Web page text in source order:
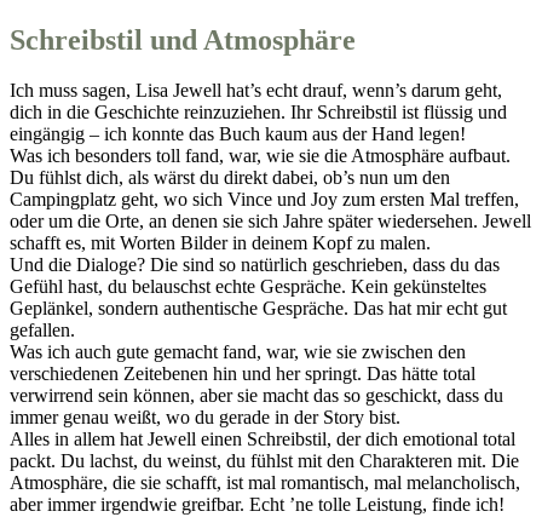
Schreibstil und Atmosphäre
Ich muss sagen, Lisa Jewell hat’s echt drauf, wenn’s darum geht,
dich in die Geschichte reinzuziehen. Ihr Schreibstil ist flüssig und
eingängig – ich konnte das Buch kaum aus der Hand legen!
Was ich besonders toll fand, war, wie sie die Atmosphäre aufbaut.
Du fühlst dich, als wärst du direkt dabei, ob’s nun um den
Campingplatz geht, wo sich Vince und Joy zum ersten Mal treffen,
oder um die Orte, an denen sie sich Jahre später wiedersehen. Jewell
schafft es, mit Worten Bilder in deinem Kopf zu malen.
Und die Dialoge? Die sind so natürlich geschrieben, dass du das
Gefühl hast, du belauschst echte Gespräche. Kein gekünsteltes
Geplänkel, sondern authentische Gespräche. Das hat mir echt gut
gefallen.
Was ich auch gute gemacht fand, war, wie sie zwischen den
verschiedenen Zeitebenen hin und her springt. Das hätte total
verwirrend sein können, aber sie macht das so geschickt, dass du
immer genau weißt, wo du gerade in der Story bist.
Alles in allem hat Jewell einen Schreibstil, der dich emotional total
packt. Du lachst, du weinst, du fühlst mit den Charakteren mit. Die
Atmosphäre, die sie schafft, ist mal romantisch, mal melancholisch,
aber immer irgendwie greifbar. Echt ’ne tolle Leistung, finde ich!